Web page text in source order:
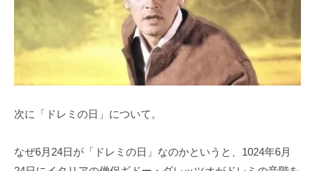
次に「ドレミの日」について。
なぜ6月24日が「ドレミの日」なのかというと、1024年6月